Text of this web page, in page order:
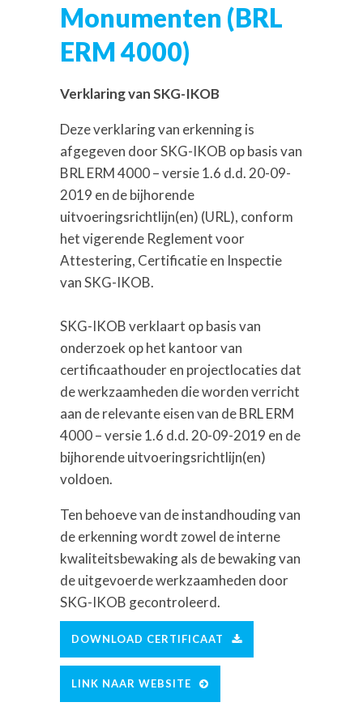
Monumenten (BRL
ERM4000)
Verklaring van SKG-IKOB
Deze verklaring van erkenningis
afgegeven doorSKG-IKOB op basis van
BRLERM4000–versie 1.6 d.d. 20-09-
2019 en de bijhorende
uitvoeringsrichtlijn(en) (URL), conform
hetvigerende Reglement voor
Attestering, Certificatieen Inspectie
van SKG-IKOB.
SKG-IKOBverklaart op basis van
onderzoek op het kantoor van
certificaathouder en projectlocaties dat
dewerkzaamheden die worden verricht
aan de relevante eisen van deBRLERM
4000–versie 1.6 d.d. 20-09-2019 en de
bijhorende uitvoeringsrichtlijn(en)
voldoen.
Ten behoeve van de instandhouding van
deerkenningwordt zowel de interne
kwaliteitsbewaking als debewaking van
de uitgevoerde werkzaamheden door
SKG-IKOB gecontroleerd.
DOWNLOAD CERTIFICAAT
LINK NAAR WEBSITE